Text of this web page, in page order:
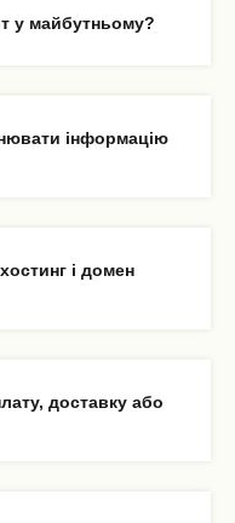
у майбутньому?
інформацію
і домен
доставку або